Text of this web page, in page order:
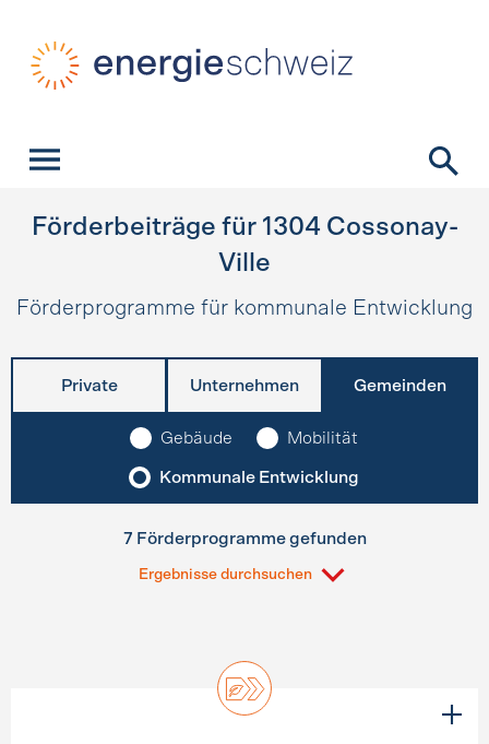
Förderbeiträge für 1304 Cossonay-
Ville
Förderprogramme für kommunale Entwicklung
Private Unternehmen Gemeinden
Gebäude Mobilität
Kommunale Entwicklung
7 Förderprogramme gefunden
Ergebnisse durchsuchen